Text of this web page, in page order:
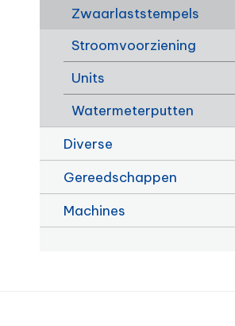
Zwaarlaststempels
Stroomvoorziening
Units
Watermeterputten
Diverse
Gereedschappen
Machines